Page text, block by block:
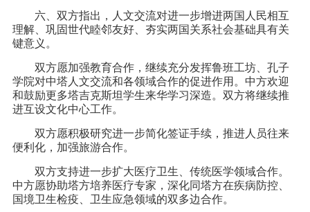
六、双方指出，人文交流对进一步增进两国人民相互
理解、巩固世代睦邻友好、夯实两国关系社会基础具有关
键意义。
双方愿加强教育合作，继续充分发挥鲁班工坊、孔子
学院对中塔人文交流和各领域合作的促进作用。中方欢迎
和鼓励更多塔吉克斯坦学生来华学习深造。双方将继续推
进互设文化中心工作。
双方愿积极研究进一步简化签证手续，推进人员往来
便利化，加强旅游合作。
双方支持进一步扩大医疗卫生、传统医学领域合作。
中方愿协助塔方培养医疗专家，深化同塔方在疾病防控、
国境卫生检疫、卫生应急领域的双多边合作。